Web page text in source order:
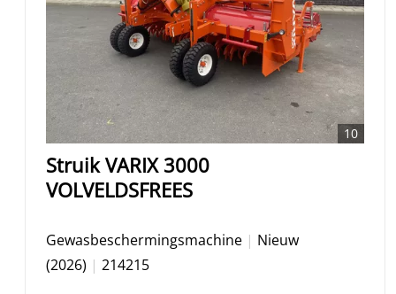
10
Struik VARIX 3000
VOLVELDSFREES
Gewasbeschermingsmachine | Nieuw
(2026) | 214215